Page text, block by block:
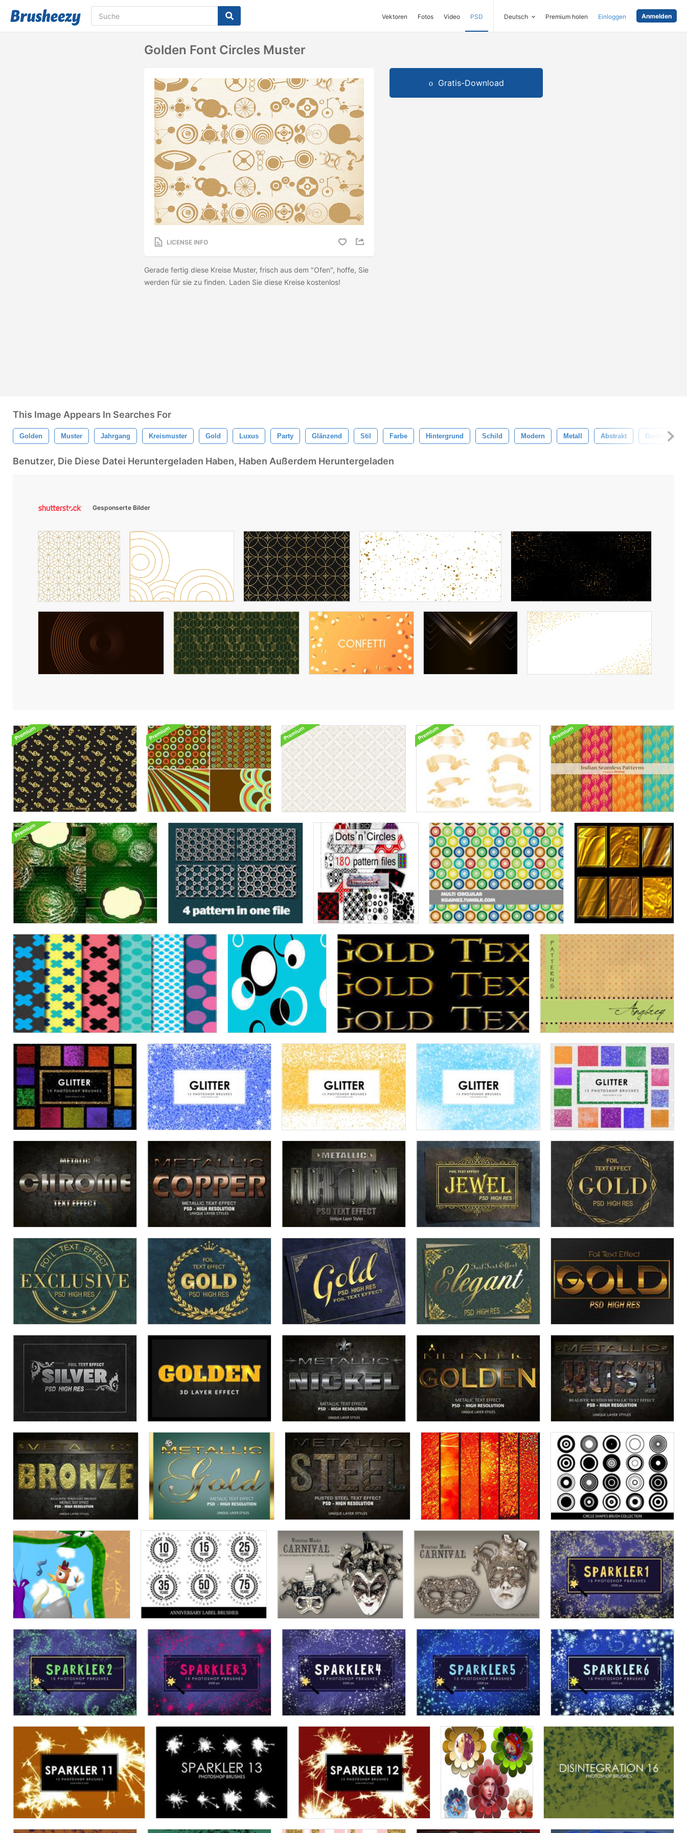
Vektoren Fotos Video PSD Deutsch Premium holen Einloggen Anmelden
Golden Font Circles Muster
LICENSE INFO
Gerade fertig diese Kreise Muster, frisch aus dem "Ofen", hoffe, Sie
werden für sie zu finden. Laden Sie diese Kreise kostenlos!
Gratis-Download
This Image Appears In Searches For
Golden Muster Jahrgang Kreismuster Gold Luxus Party Glänzend Stil Farbe Hintergrund Schild Modern Metall Abstrakt Bewirken
Benutzer, Die Diese Datei Heruntergeladen Haben, Haben Außerdem Heruntergeladen
Gesponserte Bilder